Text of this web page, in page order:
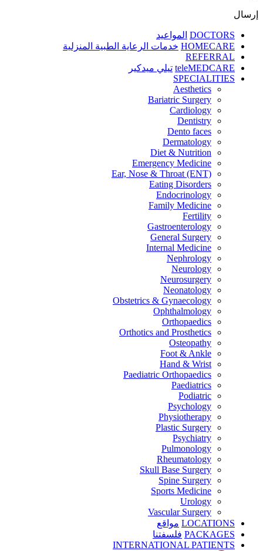
إرسال
DOCTORS المواعيد
HOMECARE خدمات الرعاية الطبية المنزلية
REFERRAL
teleMEDCARE تيلي ميدكير
SPECIALITIES
Aesthetics
Bariatric Surgery
Cardiology
Dentistry
Dento faces
Dermatology
Diet & Nutrition
Emergency Medicine
Ear, Nose & Throat (ENT)
Eating Disorders
Endocrinology
Family Medicine
Fertility
Gastroenterology
General Surgery
Internal Medicine
Nephrology
Neurology
Neurosurgery
Neonatology
Obstetrics & Gynaecology
Ophthalmology
Orthopaedics
Orthotics and Prosthetics
Osteopathy
Foot & Ankle
Hand & Wrist
Paediatric Orthopaedics
Paediatrics
Podiatric
Psychology
Physiotherapy
Plastic Surgery
Psychiatry
Pulmonology
Rheumatology
Skull Base Surgery
Spine Surgery
Sports Medicine
Urology
Vascular Surgery
LOCATIONS مواقع
PACKAGES فلسفتنا
INTERNATIONAL PATIENTS